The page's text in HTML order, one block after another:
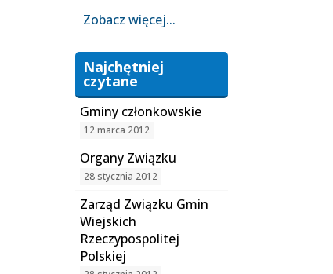
Zobacz więcej...
Najchętniej
czytane
Gminy członkowskie
12 marca 2012
Organy Związku
28 stycznia 2012
Zarząd Związku Gmin
Wiejskich
Rzeczypospolitej
Polskiej